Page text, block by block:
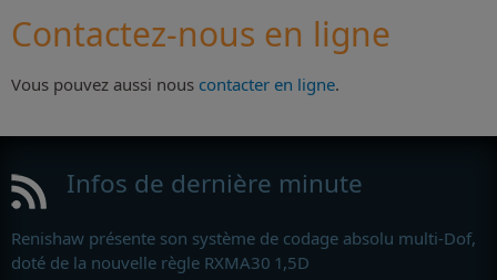
Contactez-nous en ligne
Vous pouvez aussi nous contacter en ligne.
Infos de dernière minute
Renishaw présente son système de codage absolu multi-Dof,
doté de la nouvelle règle RXMA30 1,5D